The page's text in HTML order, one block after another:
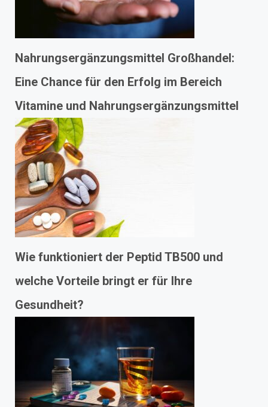
Nahrungsergänzungsmittel Großhandel:
Eine Chance für den Erfolg im Bereich
Vitamine und Nahrungsergänzungsmittel
Wie funktioniert der Peptid TB500 und
welche Vorteile bringt er für Ihre
Gesundheit?